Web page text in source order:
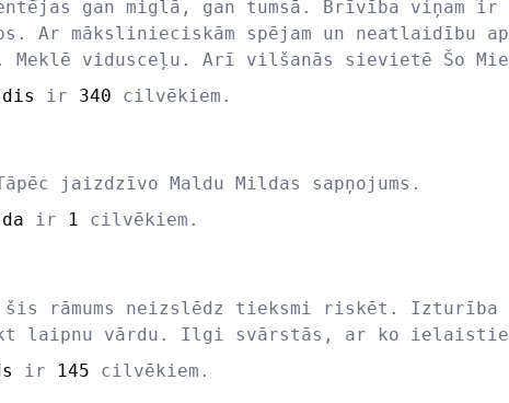
gan miglā, gan tumsā. Brīvība viņam ir
Ar mākslinieciskām spējam un neatlaidību
vidusceļu. Arī vilšanās sievietē Šo
ir 340 cilvēkiem.
jaizdzīvo Maldu Mildas sapņojums.
ir 1 cilvēkiem.
šis rāmums neizslēdz tieksmi riskēt.
laipnu vārdu. Ilgi svārstās, ar ko
ir 145 cilvēkiem.